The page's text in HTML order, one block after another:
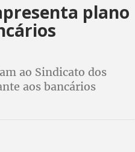
plano
ao Sindicato dos
aos bancários